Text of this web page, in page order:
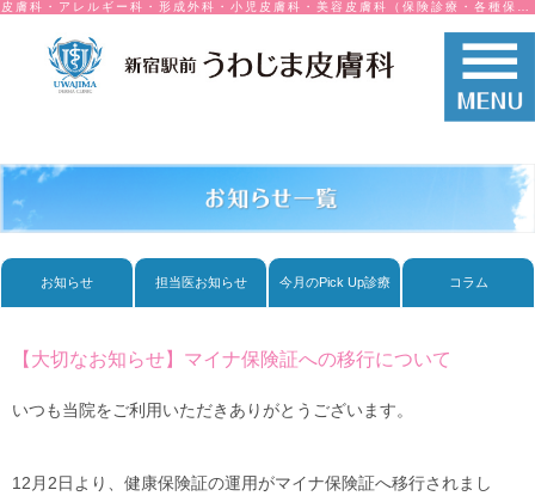
お知らせ 担当医お知らせ 今月のPick Up診療 コラム
【大切なお知らせ】マイナ保険証への移行について
いつも当院をご利用いただきありがとうございます。
12月2日より、健康保険証の運用がマイナ保険証へ移行されまし